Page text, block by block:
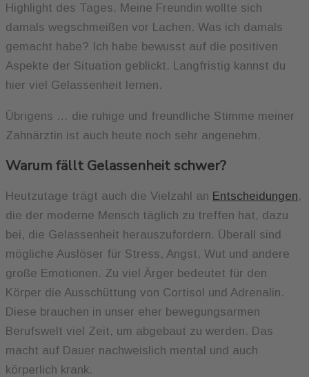
Highlight des Tages. Meine Freundin wollte sich
damals wegschmeißen vor Lachen. Was ich damals
gemacht habe? Ich habe bewusst auf die positiven
Aspekte der Situation geblickt. Langfristig kannst du
hier viel Gelassenheit lernen.
Übrigens … die ruhige und freundliche Stimme meiner
Zahnärztin ist auch heute noch sehr angenehm.
Warum fällt Gelassenheit schwer?
Heutzutage trägt auch die Vielzahl an Entscheidungen,
die der moderne Mensch täglich zu treffen hat, dazu
bei, die Gelassenheit herauszufordern. Überall sind
mögliche Auslöser für Stress, Angst, Wut und andere
große Emotionen. Zu viel Ärger bedeutet für den
Körper die Ausschüttung von Cortisol und Adrenalin.
Diese brauchen in unser eher bewegungsarmen
Berufswelt viel Zeit, um abgebaut zu werden. Das
macht auf Dauer nachweislich mental und auch
körperlich krank.